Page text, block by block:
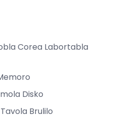
Corea Labortabla
Disko
Brulilo